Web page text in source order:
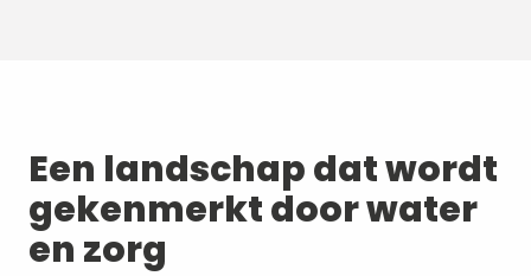
Een landschap dat wordt
gekenmerkt door water
en zorg